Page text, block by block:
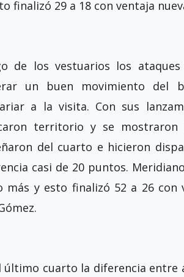
finalizó 29 a 18 con ventaja
de los vestuarios los
un buen movimiento del
a la visita. Con sus
territorio y se mostraron
del cuarto e hicieron
casi de 20 puntos.
más y esto finalizó 52 a 26 con
último cuarto la diferencia